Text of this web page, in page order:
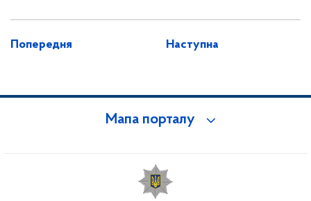
Попередня Наступна
Мапа порталу